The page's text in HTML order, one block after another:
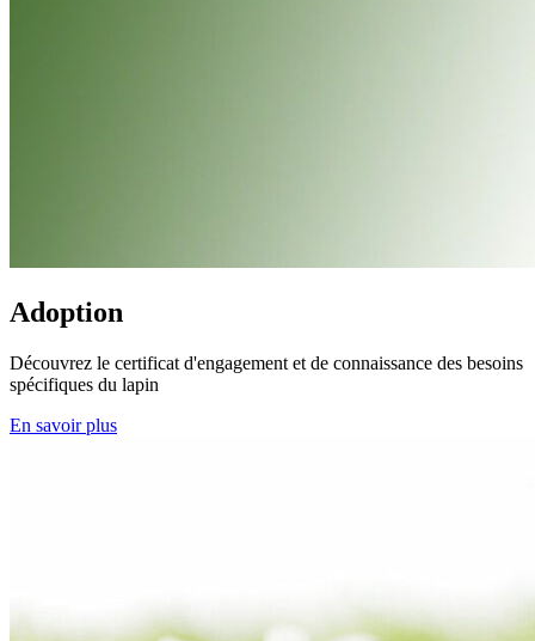
Adoption
Découvrez le certificat d'engagement et de connaissance des besoins
spécifiques du lapin
En savoir plus